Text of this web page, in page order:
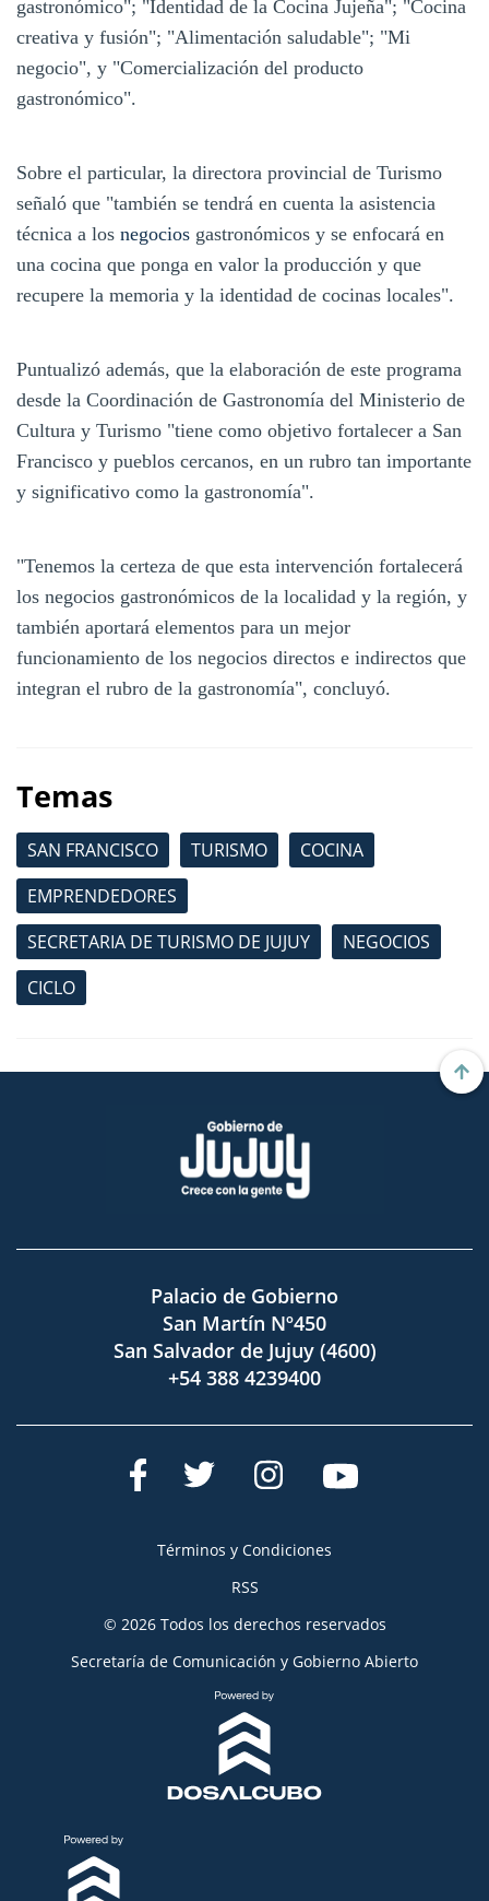
gastronómico"; "Identidad de la Cocina Jujeña"; "Cocina
creativa y fusión"; "Alimentación saludable"; "Mi
negocio", y "Comercialización del producto
gastronómico".
Sobre el particular, la directora provincial de Turismo
señaló que "también se tendrá en cuenta la asistencia
técnica a los negocios gastronómicos y se enfocará en
una cocina que ponga en valor la producción y que
recupere la memoria y la identidad de cocinas locales".
Puntualizó además, que la elaboración de este programa
desde la Coordinación de Gastronomía del Ministerio de
Cultura y Turismo "tiene como objetivo fortalecer a San
Francisco y pueblos cercanos, en un rubro tan importante
y significativo como la gastronomía".
"Tenemos la certeza de que esta intervención fortalecerá
los negocios gastronómicos de la localidad y la región, y
también aportará elementos para un mejor
funcionamiento de los negocios directos e indirectos que
integran el rubro de la gastronomía", concluyó.
Temas
SAN FRANCISCO TURISMO
COCINA
EMPRENDEDORES
SECRETARIA DE TURISMO DE JUJUY
NEGOCIOS
CICLO
Palacio de Gobierno
San Martín Nº450
San Salvador de Jujuy (4600)
+54 388 4239400
Términos y Condiciones
RSS
© 2026 Todos los derechos reservados
Secretaría de Comunicación y Gobierno Abierto